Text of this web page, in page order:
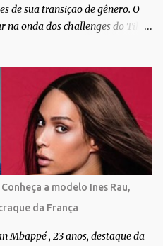
de sua transição de gênero. O
na onda dos challenges do Tik
e usando roupas masculinas,
finalmente aparece usando um
e seios. Através do Instagram,
um período da sua vida no
ela apenas se alistou como
de gênero não seria algo
porque eu sempre ouvia muito;
‘ah, esse aí não vai
fizeram entrar no exército. Eu
a modelo Ines Rau,
da França
Mbappé , 23 anos, destaque da